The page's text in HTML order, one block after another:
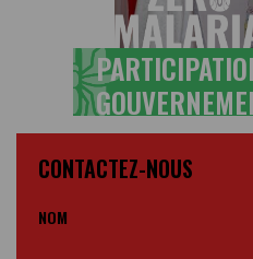
CONTACTEZ-NOUS
NOM